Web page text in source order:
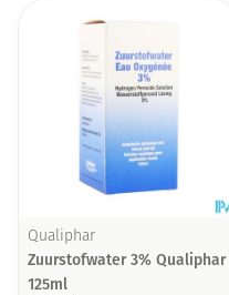
Qualiphar
Zuurstofwater 3% Qualiphar
125ml